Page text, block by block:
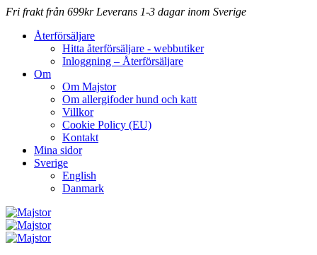
Fri frakt från 699kr Leverans 1-3 dagar inom Sverige
Återförsäljare
Hitta återförsäljare - webbutiker
Inloggning – Återförsäljare
Om
Om Majstor
Om allergifoder hund och katt
Villkor
Cookie Policy (EU)
Kontakt
Mina sidor
Sverige
English
Danmark